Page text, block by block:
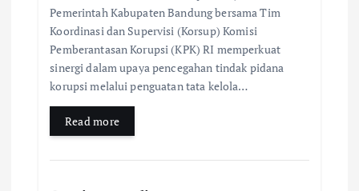
Pemerintah Kabupaten Bandung bersama Tim
Koordinasi dan Supervisi (Korsup) Komisi
Pemberantasan Korupsi (KPK) RI memperkuat
sinergi dalam upaya pencegahan tindak pidana
korupsi melalui penguatan tata kelola…
Read more